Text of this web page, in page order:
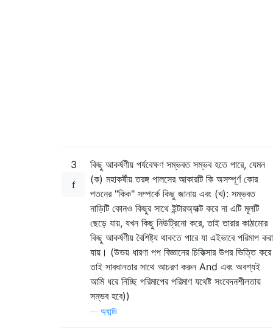
3
কিছু আকর্ষণীয় পর্যবেক্ষণ সম্ভবত সম্ভব হতে পারে, যেমন
(ক) মহাকর্ষীয় তরঙ্গ পালসের আকারটি কি অসম্পূর্ণ কোর
পতনের "কিক" সম্পর্কে কিছু জানায় এবং (খ): সম্ভবত
নাড়িটি কোনও কিছুর সাথে ইন্টারঅ্যাক্ট করে না এটি মূলটি
ছেড়ে যায়, যখন কিছু নিউট্রিনো করে, তাই তারার কাঠামোর
কিছু আকর্ষণীয় বৈশিষ্ট্য থাকতে পারে যা এইভাবে পরিমাপ করা
যায়। (উভয় ধারণা পপ বিজ্ঞানের চিকিত্সার উপর ভিত্তি করে
তাই সাবধানতার সাথে আচরণ করুন And এবং অবশ্যই
আমি ধরে নিচ্ছি পরিমাপের পরিমাণ যথেষ্ট সংবেদনশীলতায়
সম্ভব হবে))
অ্যান্ডি